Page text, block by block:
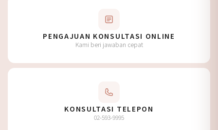
PENGAJUAN KONSULTASI ONLINE
Kami beri jawaban cepat
KONSULTASI TELEPON
02-593-9995